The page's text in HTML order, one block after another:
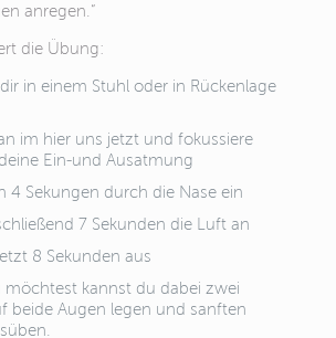
anregen.“
die Übung:
in einem Stuhl oder in Rückenlage
im hier uns jetzt und fokussiere
Ein-und Ausatmung
4 Sekungen durch die Nase ein
7 Sekunden die Luft an
8 Sekunden aus
möchtest kannst du dabei zwei
beide Augen legen und sanften